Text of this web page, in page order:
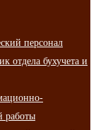
персонал
отдела бухучета и
работы